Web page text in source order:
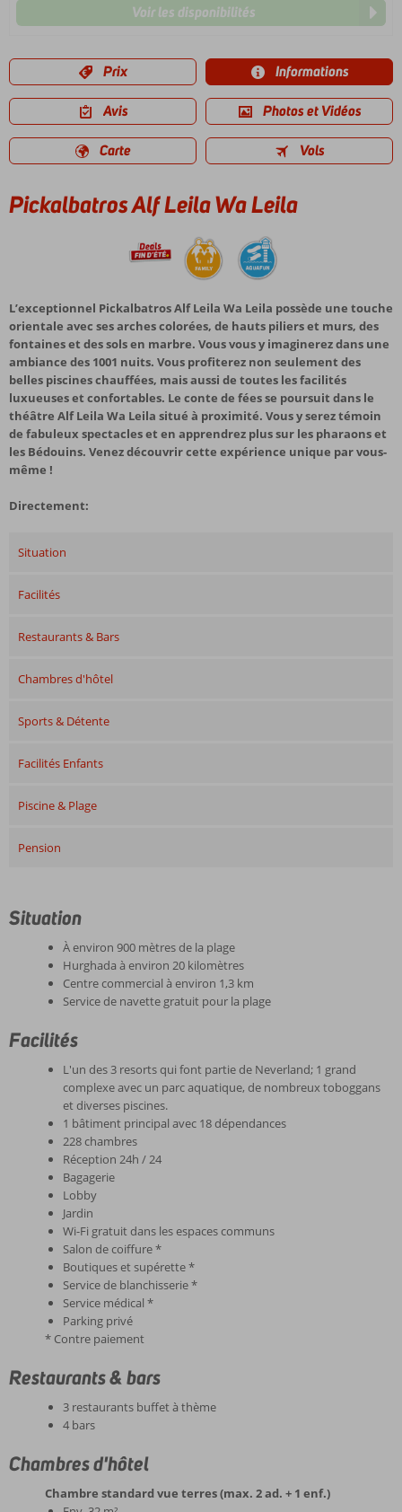
Voir les disponibilités
Prix Informations
Avis Photos et Vidéos
Carte Vols
Pickalbatros Alf Leila Wa Leila
L’exceptionnel Pickalbatros Alf Leila Wa Leila possède une touche
orientale avec ses arches colorées, de hauts piliers et murs, des
fontaines et des sols en marbre. Vous vous y imaginerez dans une
ambiance des 1001 nuits. Vous profiterez non seulement des
belles piscines chauffées, mais aussi de toutes les facilités
luxueuses et confortables. Le conte de fées se poursuit dans le
théâtre Alf Leila Wa Leila situé à proximité. Vous y serez témoin
de fabuleux spectacles et en apprendrez plus sur les pharaons et
les Bédouins. Venez découvrir cette expérience unique par vous-
même !
Directement:
Situation
Facilités
Restaurants & Bars
Chambres d'hôtel
Sports & Détente
Facilités Enfants
Piscine & Plage
Pension
Situation
À environ 900 mètres de la plage
Hurghada à environ 20 kilomètres
Centre commercial à environ 1,3 km
Service de navette gratuit pour la plage
Facilités
L'un des 3 resorts qui font partie de Neverland; 1 grand
complexe avec un parc aquatique, de nombreux toboggans
et diverses piscines.
1 bâtiment principal avec 18 dépendances
228 chambres
Réception 24h / 24
Bagagerie
Lobby
Jardin
Wi-Fi gratuit dans les espaces communs
Salon de coiffure *
Boutiques et supérette *
Service de blanchisserie *
Service médical *
Parking privé
* Contre paiement
Restaurants & bars
3 restaurants buffet à thème
4 bars
Chambres d'hôtel
Chambre standard vue terres (max. 2 ad. + 1 enf.)